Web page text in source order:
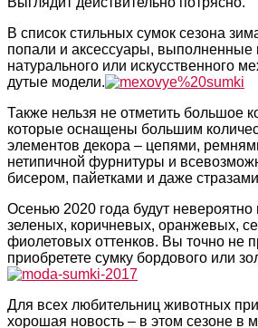
В список стильных сумок сезона
попали и аксессуары, выполненные
натурального или искусственного
дутые модели.
Также нельзя не отметить большое
которые оснащены большим
элементов декора – цепями,
нетипичной фурнитуры и
бисером, пайетками и даже
Осенью 2020 года будут
зеленых, коричневых, оранжевых,
фиолетовых оттенков. Вы точно не
приобретете сумку бордового или
Для всех любительниц животных
хорошая новость – в этом сезоне в